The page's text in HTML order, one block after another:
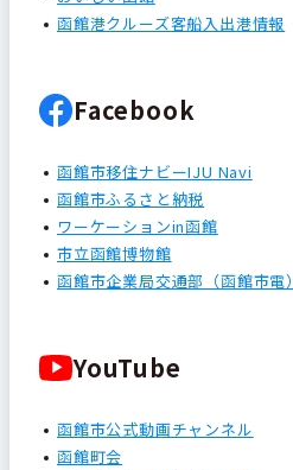
函館港クルーズ客船入出港情報
Facebook
函館市移住ナビーIJU Navi
函館市ふるさと納税
ワーケーションin函館
市立函館博物館
函館市企業局交通部（函館市電）
YouTube
函館市公式動画チャンネル
函館町会